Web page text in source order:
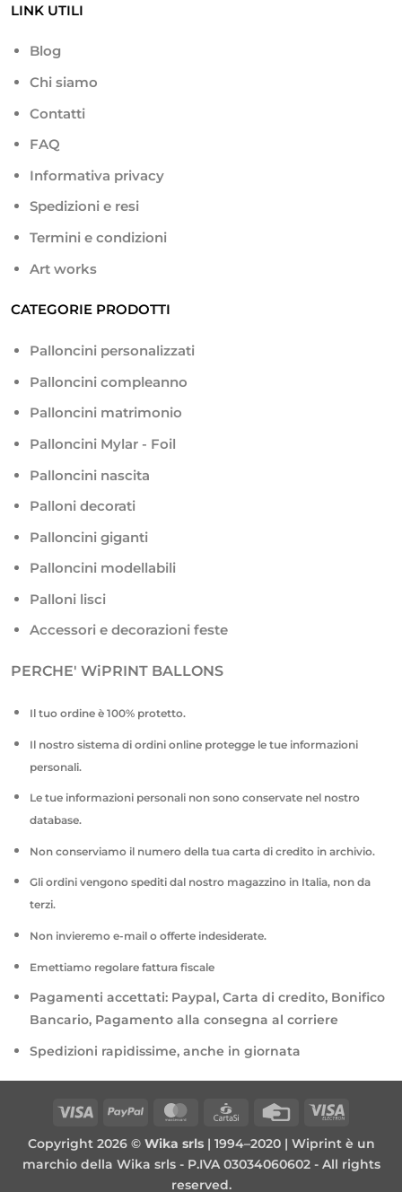
LINK UTILI
Blog
Chi siamo
Contatti
FAQ
Informativa privacy
Spedizioni e resi
Termini e condizioni
Art works
CATEGORIE PRODOTTI
Palloncini personalizzati
Palloncini compleanno
Palloncini matrimonio
Palloncini Mylar - Foil
Palloncini nascita
Palloni decorati
Palloncini giganti
Palloncini modellabili
Palloni lisci
Accessori e decorazioni feste
PERCHE' WiPRINT BALLONS
Il tuo ordine è 100% protetto.
Il nostro sistema di ordini online protegge le tue informazioni
personali.
Le tue informazioni personali non sono conservate nel nostro
database.
Non conserviamo il numero della tua carta di credito in archivio.
Gli ordini vengono spediti dal nostro magazzino in Italia, non da
terzi.
Non invieremo e-mail o offerte indesiderate.
Emettiamo regolare fattura fiscale
Pagamenti accettati: Paypal, Carta di credito, Bonifico
Bancario, Pagamento alla consegna al corriere
Spedizioni rapidissime, anche in giornata
Visa PayPal MasterCardCartaSi
Credit
Visa
Copyright 2026 © Wika srls| 1994–2020 | Wiprint è un
marchio della Wika srls - P.IVA 03034060602 - All rights
reserved.